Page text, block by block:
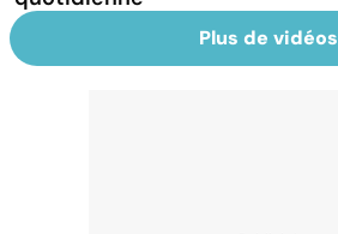
Plus de vidéos